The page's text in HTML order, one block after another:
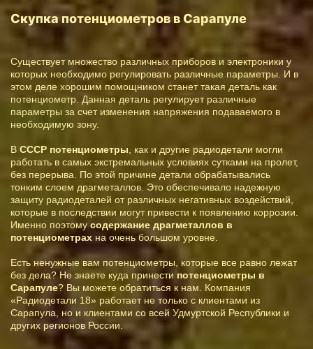
Скупка потенциометров в Сарапуле
Существует множество различных приборов и электроники у
которых необходимо регулировать различные параметры. И в
этом деле хорошим помощником станет такая деталь как
потенциометр. Данная деталь регулирует различные
параметры за счет изменения напряжения подаваемого в
необходимую зону.
В СССР потенциометры, как и другие радиодетали могли
работать в самых экстремальных условиях сутками на пролет,
без перерыва. По этой причине детали обрабатывались
тонким слоем драгметаллов. Это обеспечивало надежную
защиту радиодеталей от различных негативных воздействий,
которые в последствии могут привести к появлению коррозии.
Именно поэтомусодержание драгметаллов в
потенциометрах на очень большом уровне.
Есть ненужные вам потенциометры, которые все равно лежат
без дела? Не знаете куда принести потенциометры в
Сарапуле? Вы можете обратиться к нам. Компания
«Радиодетали 18» работает не только с клиентами из
Сарапула, но и клиентами со всей Удмуртской Республики и
других регионов России.